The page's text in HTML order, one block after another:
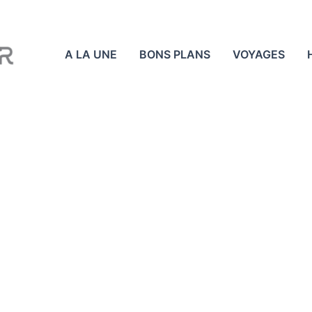
A LA UNE BONS PLANS VOYAGES